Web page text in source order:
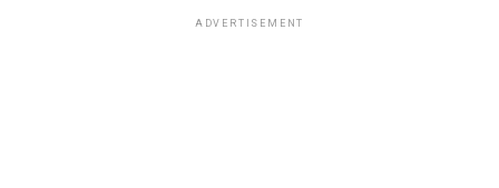
ADVERTISEMENT